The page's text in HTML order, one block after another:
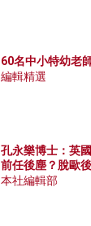
60名中小特幼老
編輯精選
孔永樂博士：英
前任後塵？脫歐
本社編輯部